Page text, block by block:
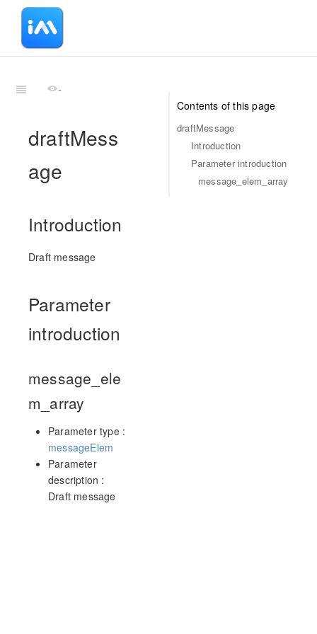
Contents of this page
draftMessage
Introduction
Parameter introduction
message_elem_array
-
draftMess
age
Introduction
Draft message
Parameter
introduction
message_ele
m_array
Parameter type :
messageElem
Parameter
description :
Draft message